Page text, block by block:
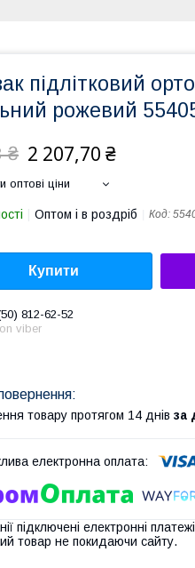
підлітковий
рожевий
₴ 2 207,70 ₴
оптові ціни
Оптом і в роздріб Код:
Купити
812-62-52
viber
товару протягом 14 днів за
підключені електронні
товар не покидаючи сайту.